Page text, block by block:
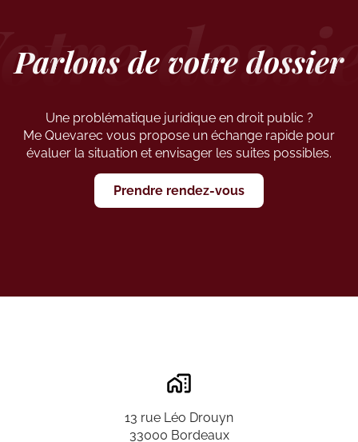
Parlons de votre dossier
Une problématique juridique en droit public ?
Me Quevarec vous propose un échange rapide pour
évaluer la situation et envisager les suites possibles.
Prendre rendez-vous
13 rue Léo Drouyn
33000 Bordeaux